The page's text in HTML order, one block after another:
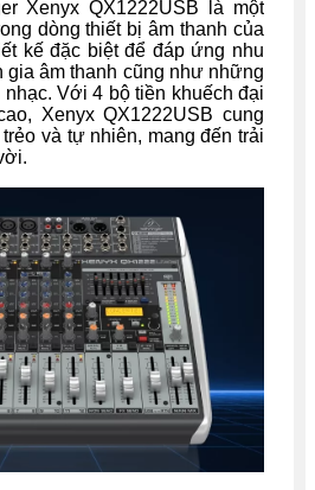
Xenyx QX1222USB là một
dòng thiết bị âm thanh của
kế đặc biệt để đáp ứng nhu
gia âm thanh cũng như những
Với 4 bộ tiền khuếch đại
Xenyx QX1222USB cung
và tự nhiên, mang đến trải